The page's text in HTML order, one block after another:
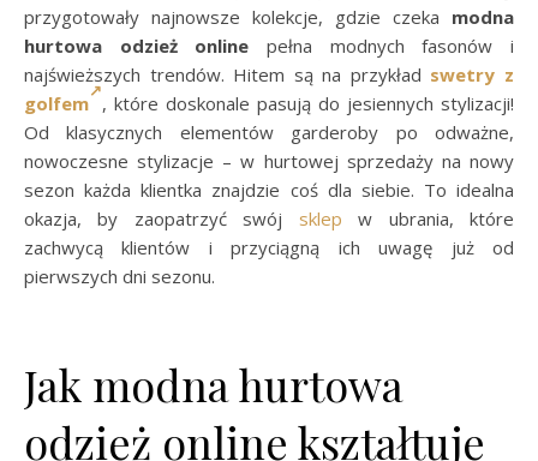
przygotowały najnowsze kolekcje, gdzie czeka modna
hurtowa odzież online pełna modnych fasonów i
najświeższych trendów. Hitem są na przykład swetry z
golfem , które doskonale pasują do jesiennych stylizacji!
Od klasycznych elementów garderoby po odważne,
nowoczesne stylizacje – w hurtowej sprzedaży na nowy
sezon każda klientka znajdzie coś dla siebie. To idealna
okazja, by zaopatrzyć swój sklep w ubrania, które
zachwycą klientów i przyciągną ich uwagę już od
pierwszych dni sezonu.
Jak modna hurtowa
odzież online kształtuje